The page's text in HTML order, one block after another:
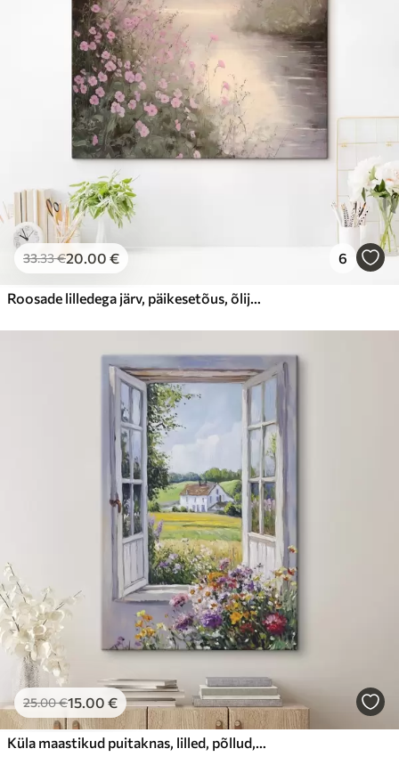
Hind Alates23.00€
33.33€20.00 € 6
Roosade lilledega järv, päikesetõus, õlijoonis, pastelsed beežid värvid, udu
25.00€15.00 €
Küla maastikud puitaknas, lilled, põllud, õlistiilis, talumaja